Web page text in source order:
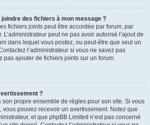
joindre des fichiers à mon message ?
fichiers joints peut être accordée par forum, par
L’administrateur peut ne pas avoir autorisé l’ajout de
dans lequel vous postez, ou peut-être que seul un
l’administrateur si vous ne savez pas
pas ajouter de fichiers joints sur un forum.
?
propre ensemble de règles pour son site. Si vous
pouvez recevoir un avertissement. Notez que
et que phpBB Limited n’est pas concerné